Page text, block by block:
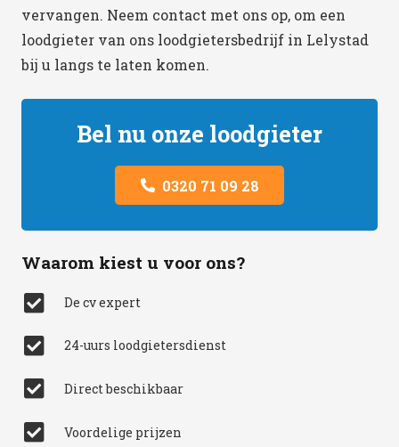
vervangen. Neem contact met ons op, om een
loodgieter van ons loodgietersbedrijf in Lelystad
bij u langs te laten komen.
Bel nu onze loodgieter
0320 71 09 28
Waarom kiest u voor ons?
De cv expert
24-uurs loodgietersdienst
Direct beschikbaar
Voordelige prijzen